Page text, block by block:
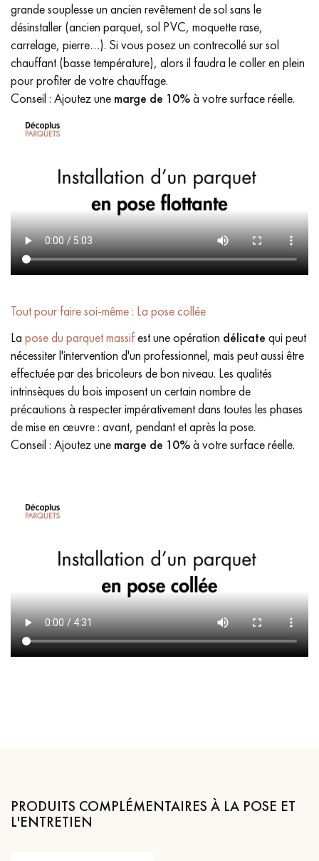
grande souplesse un ancien revêtement de sol sans le
désinstaller (ancien parquet, sol PVC, moquette rase,
carrelage, pierre…). Si vous posez un contrecollé sur sol
chauffant (basse température), alors il faudra le coller en plein
pour profiter de votre chauffage.
Conseil : Ajoutez une marge de 10%à votre surface réelle.
Tout pour faire soi-même : La pose collée
La pose du parquet massifest une opération délicate qui peut
nécessiter l'intervention d'un professionnel, mais peut aussi être
effectuée par des bricoleurs de bon niveau. Les qualités
intrinsèques du bois imposent un certain nombre de
précautions à respecter impérativement dans toutes les phases
de mise en œuvre : avant, pendant et après la pose.
Conseil : Ajoutez une marge de 10%à votre surface réelle.
PRODUITS COMPLÉMENTAIRES À LA POSE ET
L'ENTRETIEN